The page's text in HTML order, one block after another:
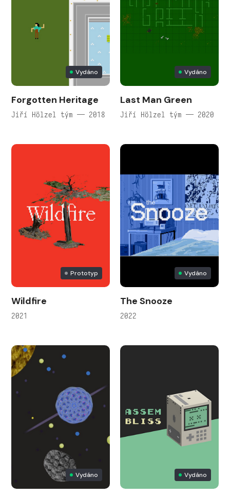
Vydáno
Forgotten Heritage
Jiří Hölzel tým — 2018
Vydáno
Last Man Green
Jiří Hölzel tým — 2020
Prototyp
Wildfire
2021
Vydáno
The Snooze
2022
Vydáno Vydáno